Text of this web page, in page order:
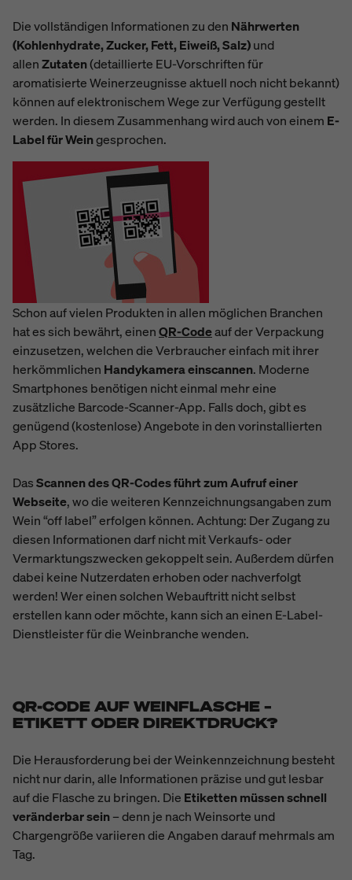
Die vollständigen Informationen zu den Nährwerten
(Kohlenhydrate, Zucker, Fett, Eiweiß, Salz)und
allenZutaten(detaillierte EU-Vorschriften für
aromatisierte Weinerzeugnisse aktuell noch nicht bekannt)
können auf elektronischem Wege zur Verfügung gestellt
werden. In diesem Zusammenhang wird auch von einem E-
Label für Weingesprochen.
Schon auf vielen Produkten in allen möglichen Branchen
hat es sich bewährt, einenQR-Codeauf der Verpackung
einzusetzen, welchen die Verbraucher einfach mit ihrer
herkömmlichen Handykamera einscannen. Moderne
Smartphones benötigen nicht einmal mehr eine
zusätzliche Barcode-Scanner-App. Falls doch, gibt es
genügend (kostenlose) Angebote in den vorinstallierten
App Stores.
DasScannen des QR-Codes führt zum Aufruf einer
Webseite, wo die weiteren Kennzeichnungsangaben zum
Wein “off label” erfolgen können. Achtung: Der Zugang zu
diesen Informationen darf nicht mit Verkaufs- oder
Vermarktungszwecken gekoppelt sein. Außerdem dürfen
dabei keine Nutzerdaten erhoben oder nachverfolgt
werden! Wer einen solchen Webauftritt nicht selbst
erstellen kann oder möchte, kann sich an einen E-Label-
Dienstleister für die Weinbranche wenden.
QR-CODE AUF WEINFLASCHE –
ETIKETT ODER DIREKTDRUCK?
Die Herausforderung bei der Weinkennzeichnung besteht
nicht nur darin, alle Informationen präzise und gut lesbar
auf die Flasche zu bringen. Die Etiketten müssen schnell
veränderbar sein– denn je nach Weinsorte und
Chargengröße variieren die Angaben darauf mehrmals am
Tag.